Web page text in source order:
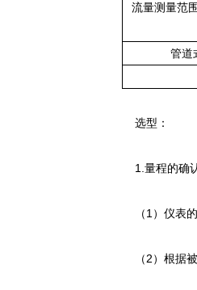
流量测量范
管道
选型：
1.量程的确
（1）仪表的
（2）根据被